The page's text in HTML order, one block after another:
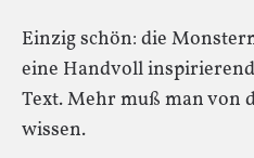
Einzig schön: die
eine Handvoll
Text. Mehr muß man von
wissen.